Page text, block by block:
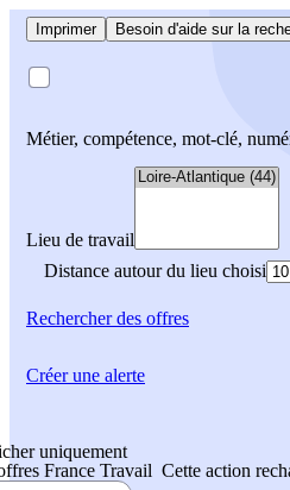
Imprimer Besoin d'aide sur la
Métier, compétence, mot-clé,
Lieu de travail
Distance autour du lieu choisi
Rechercherdes offres
uniquement
France Travail Cette action
Créer une alerte